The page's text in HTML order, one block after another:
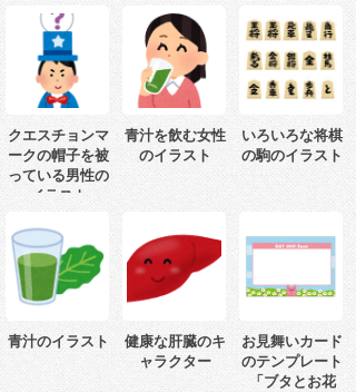
クエスチョンマ
ークの帽子を被
っている男性の
イラスト
青汁を飲む女性
のイラスト
いろいろな将棋
の駒のイラスト
青汁のイラスト
健康な肝臓のキ
ャラクター
お見舞いカード
のテンプレート
「ブタとお花